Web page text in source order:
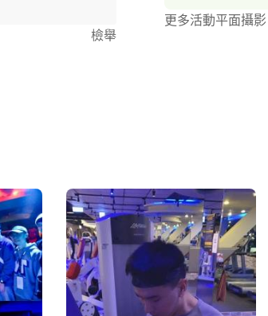
檢舉
更多活動平面攝影